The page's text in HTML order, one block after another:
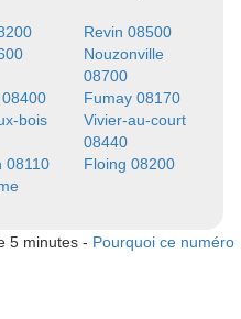
Revin 08500
Nouzonville
08700
Fumay 08170
bois
Vivier-au-court
08440
08110
Floing 08200
5 minutes - Pourquoi ce numéro